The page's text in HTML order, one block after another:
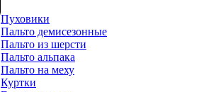
Пуховики
Пальто демисезонные
Пальто из шерсти
Пальто альпака
Пальто на меху
Куртки